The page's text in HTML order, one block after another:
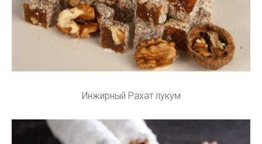
Инжирный Рахат лукум